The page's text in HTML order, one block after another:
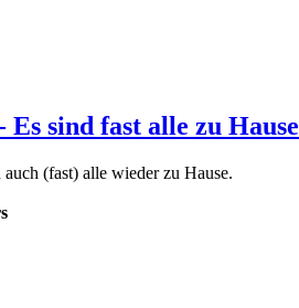
sind fast alle zu Hause
(fast) alle wieder zu Hause.